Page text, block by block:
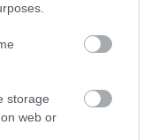
storage
web or